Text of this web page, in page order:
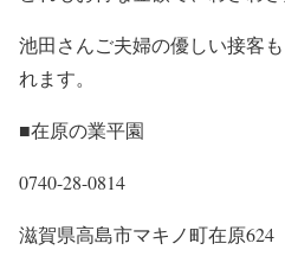
池田さんご夫婦の優しい接客
れます。
■在原の業平園
0740-28-0814
滋賀県高島市マキノ町在原624